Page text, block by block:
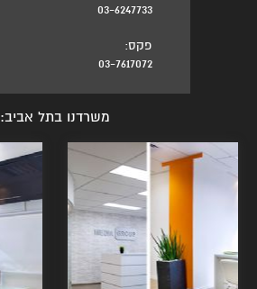
03-6247733
פקס:
03-7617072
משרדנו בתל אביב: